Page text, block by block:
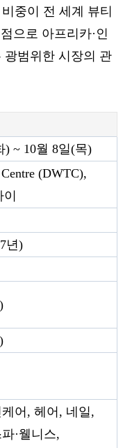
중이 전 세계 뷰티
으로 아프리카·인
광범위한 시장의 관
) ~ 10월 8일(목)
(DWTC),
년)
어, 헤어, 네일,
·웰니스,